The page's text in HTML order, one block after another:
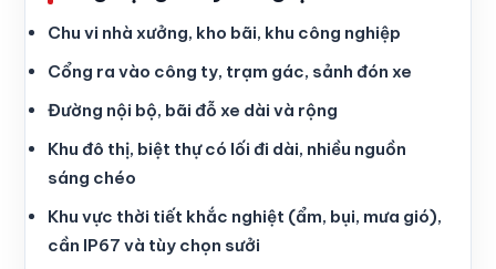
Chu vi nhà xưởng, kho bãi, khu công nghiệp
Cổng ra vào công ty, trạm gác, sảnh đón xe
Đường nội bộ, bãi đỗ xe dài và rộng
Khu đô thị, biệt thự có lối đi dài, nhiều nguồn
sáng chéo
Khu vực thời tiết khắc nghiệt (ẩm, bụi, mưa gió),
cần IP67 và tùy chọn sưởi